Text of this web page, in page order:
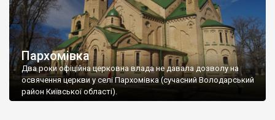
Пархомівка
Два роки офіційна церковна влада не давала дозволу на
освячення церкви у селі Пархомівка (сучасний Володарський
район Київської області).